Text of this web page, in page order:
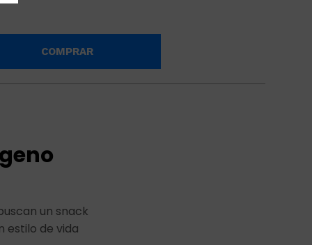
COMPRAR
un snack
estilo de vida